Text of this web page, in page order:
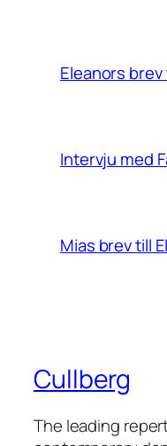
Eleanors brev
Intervju med
Mias brev till
Cullberg
The leading